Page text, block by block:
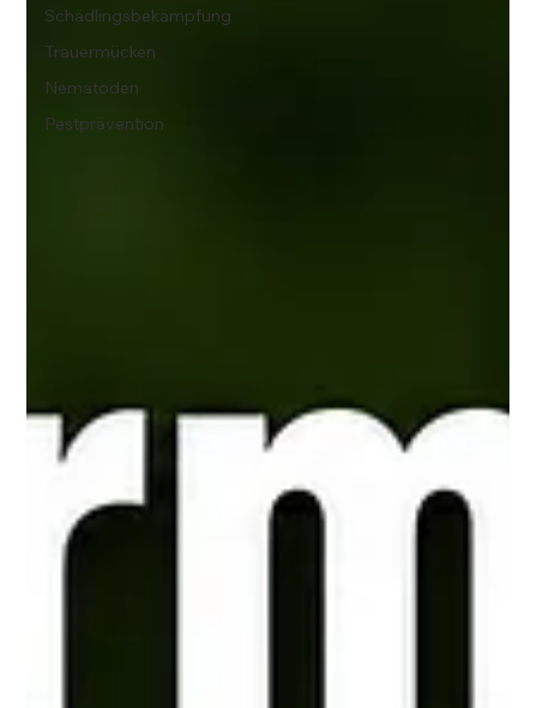
Schädlingsbekämpfung
Trauermücken
Nematoden
Pestprävention